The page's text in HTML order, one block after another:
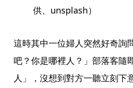
供、unsplash）
這時其中一位婦人突然好奇詢
吧？你是哪裡人？」部落客隨
人」，沒想到對方一聽立刻下